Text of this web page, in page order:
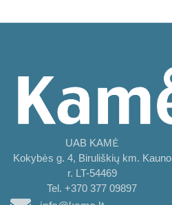
UAB KAMĖ
Kokybės g. 4, Biruliškių km. Kauno
r. LT-54469
Tel. +370 377 09897